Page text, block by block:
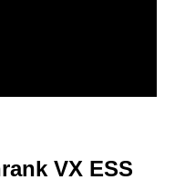
VX ESS